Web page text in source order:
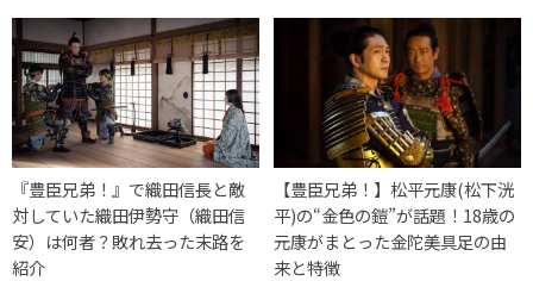
『豊臣兄弟！』で織田信長と敵
対していた織田伊勢守（織田信
安）は何者？敗れ去った末路を
紹介
【豊臣兄弟！】松平元康(松下洸
平)の“金色の鎧”が話題！18歳の
元康がまとった金陀美具足の由
来と特徴